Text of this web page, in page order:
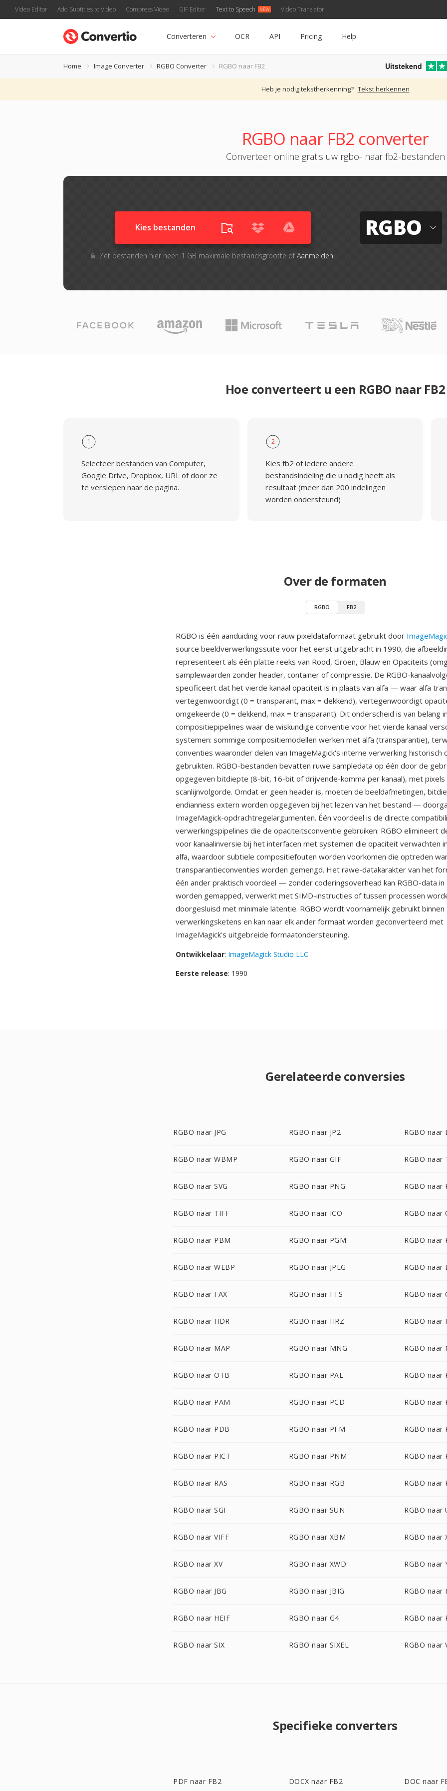
Video Editor Add Subtitles to Video Compress Video GIF Editor Text to Speech Video Translator
Converteren OCR API Pricing Help
Home Image Converter RGBO Converter RGBO naar FB2 Uitstekend
Heb je nodig tekstherkenning? Tekst herkennen
RGBO naar FB2 converter
Converteer online gratis uw rgbo- naar fb2-bestanden
Kies bestanden
Zet bestanden hier neer. 1 GB maximale bestandsgrootte ofAanmelden
RGBO
Hoe converteert u een RGBO naar FB2
1
Selecteer bestanden van Computer,
Google Drive, Dropbox, URL of door ze
te verslepen naar de pagina.
2
Kies fb2 of iedere andere
bestandsindeling die u nodig heeft als
resultaat (meer dan 200 indelingen
worden ondersteund)
Over de formaten
RGBO FB2
RGBO is één aanduiding voor rauw pixeldataformaat gebruikt door
source beeldverwerkingssuite voor het eerst uitgebracht in 1990, die
representeert als één platte reeks van Rood, Groen, Blauw en Opaciteits
samplewaarden zonder header, container of compressie. De RGBO-
specificeert dat het vierde kanaal opaciteit is in plaats van alfa — waar alfa
vertegenwoordigt (0 = transparant, max = dekkend), vertegenwoordigt
omgekeerde (0 = dekkend, max = transparant). Dit onderscheid is van belang in
compositiepipelines waar de wiskundige conventie voor het vierde kanaal
systemen: sommige compositiemodellen werken met alfa (transparantie),
conventies waaronder delen van ImageMagick's interne verwerking historisch
gebruikten. RGBO-bestanden bevatten ruwe sampledata op één door de
opgegeven bitdiepte (8-bit, 16-bit of drijvende-komma per kanaal), met pixels
scanlijnvolgorde. Omdat er geen header is, moeten de beeldafmetingen,
endianness extern worden opgegeven bij het lezen van het bestand —
ImageMagick-opdrachtregelargumenten. Één voordeel is de directe
verwerkingspipelines die de opaciteitsconventie gebruiken: RGBO elimineert
voor kanaalinversie bij het interfacen met systemen die opaciteit verwachten
alfa, waardoor subtiele compositiefouten worden voorkomen die optreden
transparantieconventies worden gemengd. Het rawe-datakarakter van het
één ander praktisch voordeel — zonder coderingsoverhead kan RGBO-data in
worden gemapped, verwerkt met SIMD-instructies of tussen processen
doorgesluisd met minimale latentie. RGBO wordt voornamelijk gebruikt binnen
verwerkingsketens en kan naar elk ander formaat worden geconverteerd met
ImageMagick's uitgebreide formaatondersteuning.
Ontwikkelaar: ImageMagick Studio LLC
Eerste release: 1990
Gerelateerde conversies
RGBO naar JPG RGBO naar JP2 RGBO naar
RGBO naar WBMP RGBO naar GIF RGBO naar
RGBO naar SVG RGBO naar PNG RGBO naar
RGBO naar TIFF RGBO naar ICO RGBO naar
RGBO naar PBM RGBO naar PGM RGBO naar
RGBO naar WEBP RGBO naar JPEG RGBO naar
RGBO naar FAX RGBO naar FTS RGBO naar
RGBO naar HDR RGBO naar HRZ RGBO naar
RGBO naar MAP RGBO naar MNG RGBO naar
RGBO naar OTB RGBO naar PAL RGBO naar
RGBO naar PAM RGBO naar PCD RGBO naar
RGBO naar PDB RGBO naar PFM RGBO naar
RGBO naar PICT RGBO naar PNM RGBO naar
RGBO naar RAS RGBO naar RGB RGBO naar
RGBO naar SGI RGBO naar SUN RGBO naar
RGBO naar VIFF RGBO naar XBM RGBO naar
RGBO naar XV RGBO naar XWD RGBO naar
RGBO naar JBG RGBO naar JBIG RGBO naar
RGBO naar HEIF RGBO naar G4 RGBO naar
RGBO naar SIX RGBO naar SIXEL RGBO naar
Specifieke converters
PDF naar FB2 DOCX naar FB2 DOC naar